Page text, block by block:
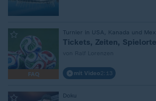
FAQ
Turnier in USA, Kanada und
Tickets, Zeiten,
mit Video2:13
Doku